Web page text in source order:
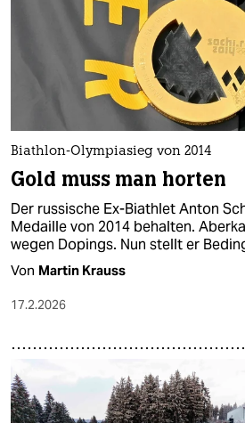
Biathlon-Olympiasieg von 2014
Gold muss man horten
Der russische Ex-Biathlet Anton
Medaille von 2014 behalten.
wegen Dopings. Nun stellt er
Von Martin Krauss
17.2.2026